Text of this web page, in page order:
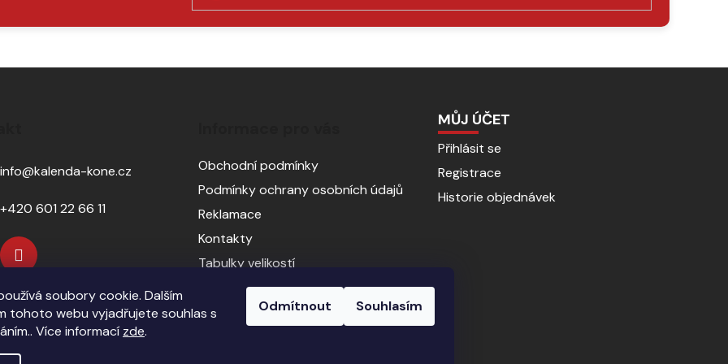
soubory cookie. Dalším
tohoto webu vyjadřujete souhlas s
Více informací zde.
Odmítnout Souhlasím
SE
info@kalenda-kone.cz
+420 601 22 66 11
Obchodní podmínky
Podmínky ochrany osobních údajů
Reklamace
Kontakty
Tabulky velikostí
Sedlářský servis
Pasování sedel pro koně
MŮJ ÚČET
Přihlásit se
Registrace
Historie objednávek